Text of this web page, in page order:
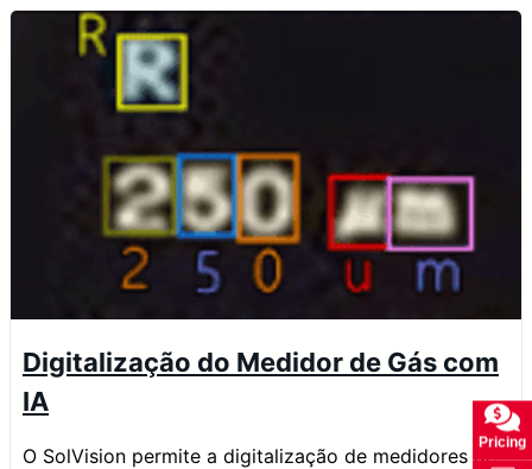
Digitalização do Medidor de Gás com
IA
O SolVision permite a digitalização de medidores de
Pricing